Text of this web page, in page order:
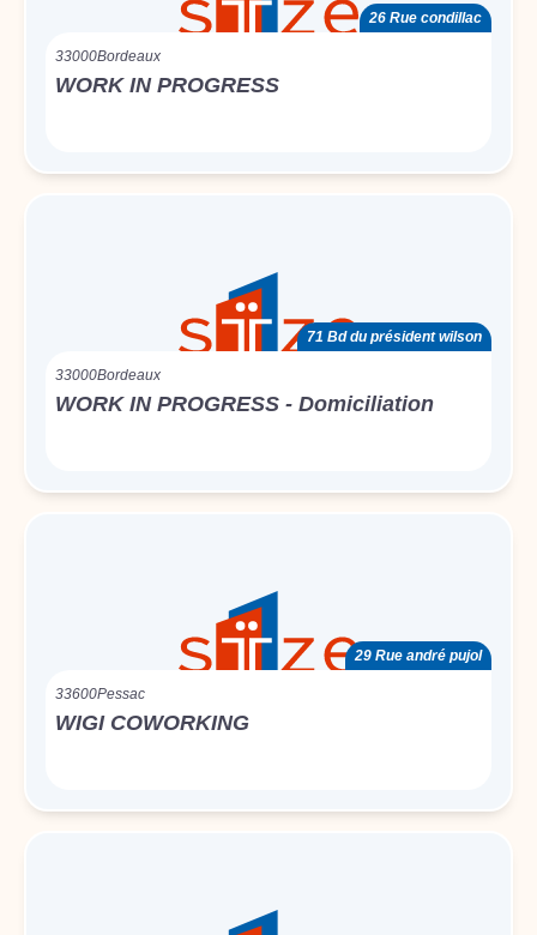
26 Rue condillac
33000Bordeaux
WORK IN PROGRESS
71 Bd du président wilson
33000Bordeaux
WORK IN PROGRESS - Domiciliation
29 Rue andré pujol
33600Pessac
WIGI COWORKING